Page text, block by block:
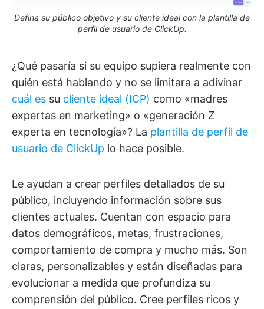
Defina su público objetivo y su cliente ideal con la plantilla de
perfil de usuario de ClickUp.
¿Qué pasaría si su equipo supiera realmente con
quién está hablando y no se limitara a adivinar
cuál es su cliente ideal (ICP) como «madres
expertas en marketing» o «generación Z
experta en tecnología»? La plantilla de perfil de
usuario de ClickUp lo hace posible.
Le ayudan a crear perfiles detallados de su
público, incluyendo información sobre sus
clientes actuales. Cuentan con espacio para
datos demográficos, metas, frustraciones,
comportamiento de compra y mucho más. Son
claras, personalizables y están diseñadas para
evolucionar a medida que profundiza su
comprensión del público. Cree perfiles ricos y